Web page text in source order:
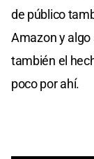
de público
Amazon y algo
también el
poco por ahí.